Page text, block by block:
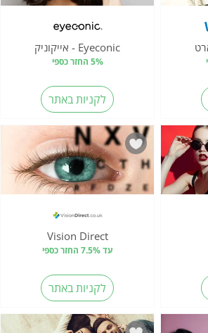
Eyeconic - אייקוניק
5% החזר כספי
לקניות באתר
Vision Direct
עד 7.5% החזר כספי
לקניות באתר